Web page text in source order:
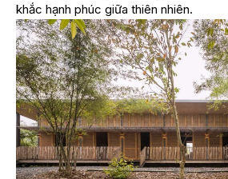
khắc hạnh phúc giữa thiên nhiên.